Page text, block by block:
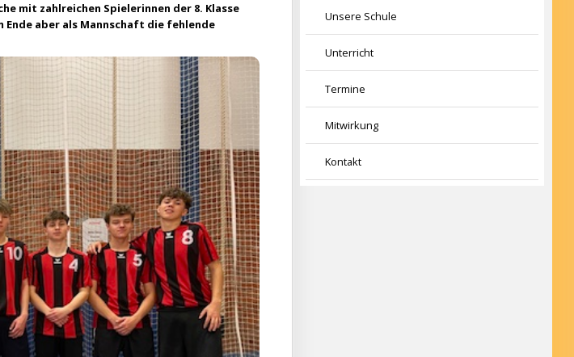
mit zahlreichen Spielerinnen der 8. Klasse
aber als Mannschaft die fehlende
Unsere Schule
Unterricht
Termine
Mitwirkung
Kontakt